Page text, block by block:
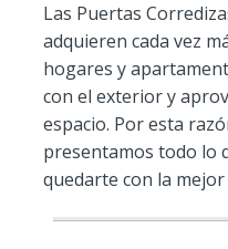
Las Puertas
adquieren cada vez
hogares y
con el exterior y
espacio. Por esta
presentamos todo lo
quedarte con la